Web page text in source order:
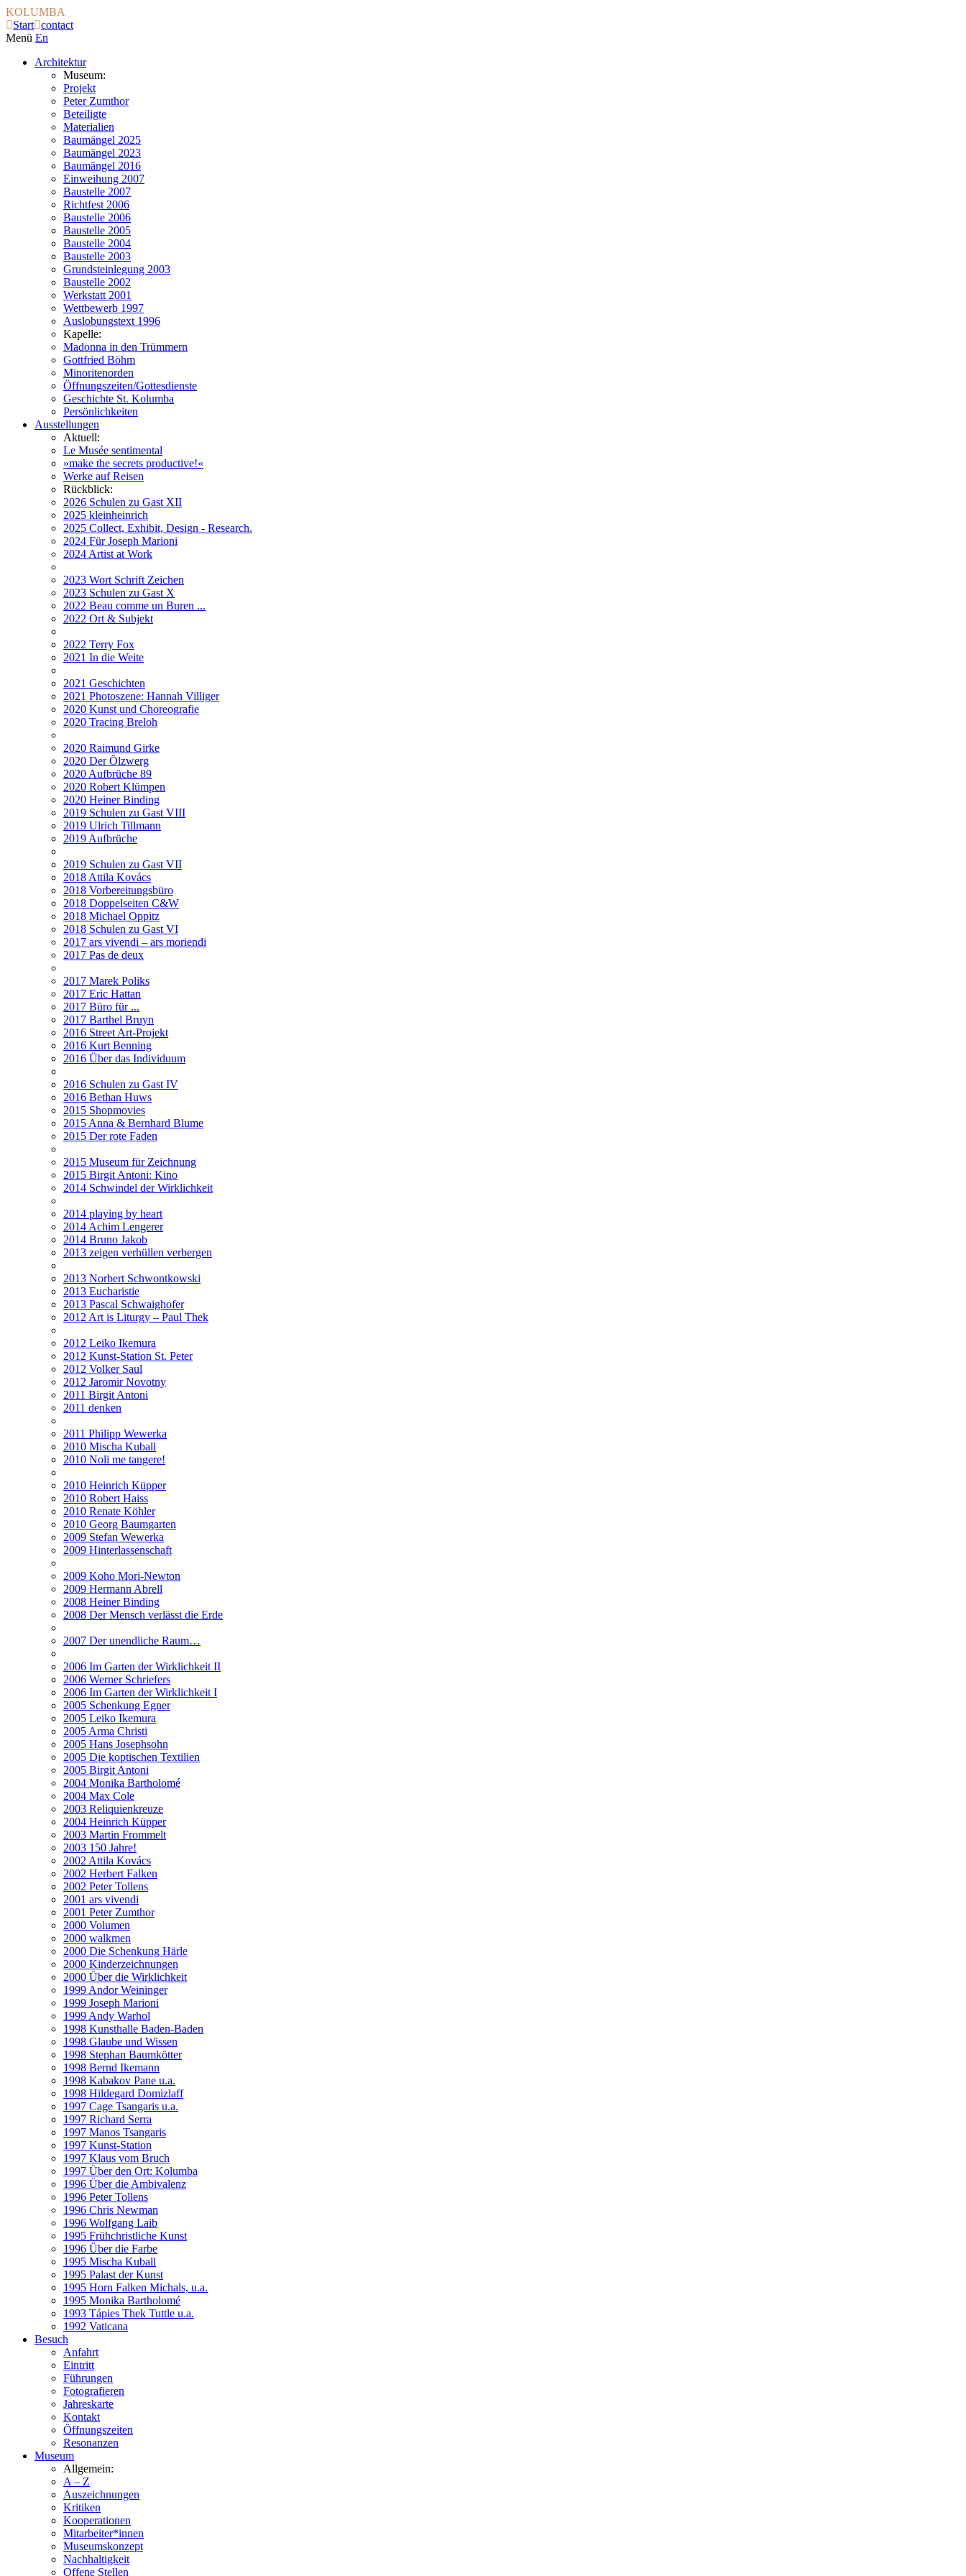
KOLUMBA
Start contact
Menü En
Architektur
Museum:
Projekt
Peter Zumthor
Beteiligte
Materialien
Baumängel 2025
Baumängel 2023
Baumängel 2016
Einweihung 2007
Baustelle 2007
Richtfest 2006
Baustelle 2006
Baustelle 2005
Baustelle 2004
Baustelle 2003
Grundsteinlegung 2003
Baustelle 2002
Werkstatt 2001
Wettbewerb 1997
Auslobungstext 1996
Kapelle:
Madonna in den Trümmern
Gottfried Böhm
Minoritenorden
Öffnungszeiten/Gottesdienste
Geschichte St. Kolumba
Persönlichkeiten
Ausstellungen
Aktuell:
Le Musée sentimental
»make the secrets productive!«
Werke auf Reisen
Rückblick:
2026 Schulen zu Gast XII
2025 kleinheinrich
2025 Collect, Exhibit, Design - Research.
2024 Für Joseph Marioni
2024 Artist at Work
2023 Wort Schrift Zeichen
2023 Schulen zu Gast X
2022 Beau comme un Buren ...
2022 Ort & Subjekt
2022 Terry Fox
2021 In die Weite
2021 Geschichten
2021 Photoszene: Hannah Villiger
2020 Kunst und Choreografie
2020 Tracing Breloh
2020 Raimund Girke
2020 Der Ölzwerg
2020 Aufbrüche 89
2020 Robert Klümpen
2020 Heiner Binding
2019 Schulen zu Gast VIII
2019 Ulrich Tillmann
2019 Aufbrüche
2019 Schulen zu Gast VII
2018 Attila Kovács
2018 Vorbereitungsbüro
2018 Doppelseiten C&W
2018 Michael Oppitz
2018 Schulen zu Gast VI
2017 ars vivendi – ars moriendi
2017 Pas de deux
2017 Marek Poliks
2017 Eric Hattan
2017 Büro für ...
2017 Barthel Bruyn
2016 Street Art-Projekt
2016 Kurt Benning
2016 Über das Individuum
2016 Schulen zu Gast IV
2016 Bethan Huws
2015 Shopmovies
2015 Anna & Bernhard Blume
2015 Der rote Faden
2015 Museum für Zeichnung
2015 Birgit Antoni: Kino
2014 Schwindel der Wirklichkeit
2014 playing by heart
2014 Achim Lengerer
2014 Bruno Jakob
2013 zeigen verhüllen verbergen
2013 Norbert Schwontkowski
2013 Eucharistie
2013 Pascal Schwaighofer
2012 Art is Liturgy – Paul Thek
2012 Leiko Ikemura
2012 Kunst-Station St. Peter
2012 Volker Saul
2012 Jaromir Novotny
2011 Birgit Antoni
2011 denken
2011 Philipp Wewerka
2010 Mischa Kuball
2010 Noli me tangere!
2010 Heinrich Küpper
2010 Robert Haiss
2010 Renate Köhler
2010 Georg Baumgarten
2009 Stefan Wewerka
2009 Hinterlassenschaft
2009 Koho Mori-Newton
2009 Hermann Abrell
2008 Heiner Binding
2008 Der Mensch verlässt die Erde
2007 Der unendliche Raum…
2006 Im Garten der Wirklichkeit II
2006 Werner Schriefers
2006 Im Garten der Wirklichkeit I
2005 Schenkung Egner
2005 Leiko Ikemura
2005 Arma Christi
2005 Hans Josephsohn
2005 Die koptischen Textilien
2005 Birgit Antoni
2004 Monika Bartholomé
2004 Max Cole
2003 Reliquienkreuze
2004 Heinrich Küpper
2003 Martin Frommelt
2003 150 Jahre!
2002 Attila Kovács
2002 Herbert Falken
2002 Peter Tollens
2001 ars vivendi
2001 Peter Zumthor
2000 Volumen
2000 walkmen
2000 Die Schenkung Härle
2000 Kinderzeichnungen
2000 Über die Wirklichkeit
1999 Andor Weininger
1999 Joseph Marioni
1999 Andy Warhol
1998 Kunsthalle Baden-Baden
1998 Glaube und Wissen
1998 Stephan Baumkötter
1998 Bernd Ikemann
1998 Kabakov Pane u.a.
1998 Hildegard Domizlaff
1997 Cage Tsangaris u.a.
1997 Richard Serra
1997 Manos Tsangaris
1997 Kunst-Station
1997 Klaus vom Bruch
1997 Über den Ort: Kolumba
1996 Über die Ambivalenz
1996 Peter Tollens
1996 Chris Newman
1996 Wolfgang Laib
1995 Frühchristliche Kunst
1996 Über die Farbe
1995 Mischa Kuball
1995 Palast der Kunst
1995 Horn Falken Michals, u.a.
1995 Monika Bartholomé
1993 Tápies Thek Tuttle u.a.
1992 Vaticana
Besuch
Anfahrt
Eintritt
Führungen
Fotografieren
Jahreskarte
Kontakt
Öffnungszeiten
Resonanzen
Museum
Allgemein:
A – Z
Auszeichnungen
Kritiken
Kooperationen
Mitarbeiter*innen
Museumskonzept
Nachhaltigkeit
Offene Stellen